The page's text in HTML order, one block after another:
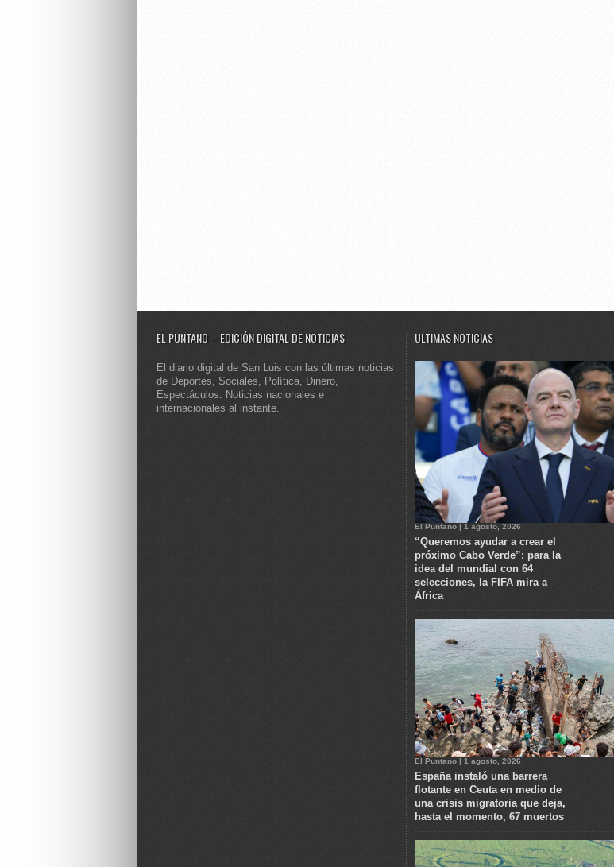
EL PUNTANO – EDICIÓN DIGITAL DE NOTICIAS
El diario digital de San Luis con las últimas noticias
de Deportes, Sociales, Política, Dinero,
Espectáculos. Noticias nacionales e
internacionales al instante.
ULTIMAS NOTICIAS
El Puntano | 1 agosto, 2026
“Queremos ayudar a crear el
próximo Cabo Verde”: para la
idea del mundial con 64
selecciones, la FIFA mira a
África
El Puntano | 1 agosto, 2026
España instaló una barrera
flotante en Ceuta en medio de
una crisis migratoria que deja,
hasta el momento, 67 muertos